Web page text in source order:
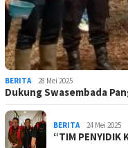
BERITA 28 Mei 2025
Dukung Swasembada
BERITA 24 Mei 2025
“TIM PENYIDIK